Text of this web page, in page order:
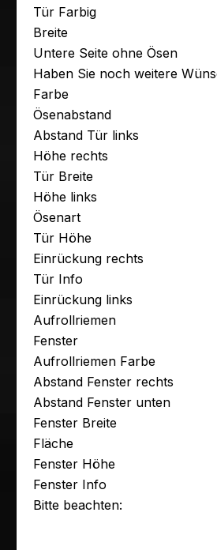
Tür Farbig
Breite
Untere Seite ohne Ösen
Haben Sie noch weitere
Farbe
Ösenabstand
Abstand Tür links
Höhe rechts
Tür Breite
Höhe links
Ösenart
Tür Höhe
Einrückung rechts
Tür Info
Einrückung links
Aufrollriemen
Fenster
Aufrollriemen Farbe
Abstand Fenster rechts
Abstand Fenster unten
Fenster Breite
Fläche
Fenster Höhe
Fenster Info
Bitte beachten: